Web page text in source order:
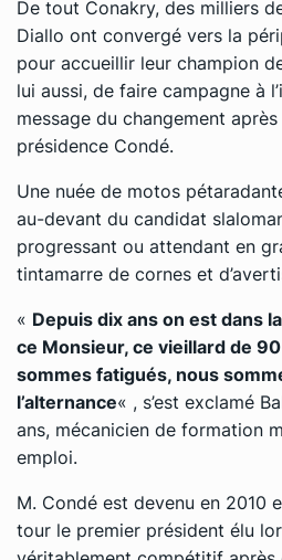
De tout Conakry, des milliers
Diallo ont convergé vers la
pour accueillir leur champion
lui aussi, de faire campagne à
message du changement
présidence Condé.
Une nuée de motos
au-devant du candidat
progressant ou attendant en
tintamarre de cornes et
« Depuis dix ans on est dans
ce Monsieur, ce vieillard de
sommes fatigués, nous
l’alternance« , s’est exclamé
ans, mécanicien de formation
emploi.
M. Condé est devenu en 2010
tour le premier président élu